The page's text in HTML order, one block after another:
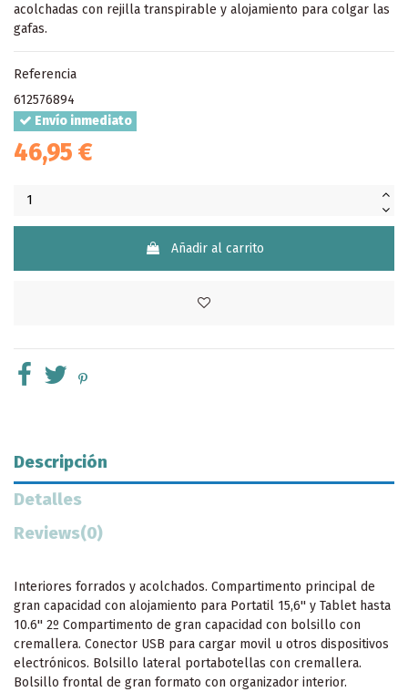
acolchadas con rejilla transpirable y alojamiento para colgar las
gafas.
Referencia
612576894
Envío inmediato
46,95 €
Añadir al carrito
Descripción
Detalles
Reviews(0)
Interiores forrados y acolchados. Compartimento principal de
gran capacidad con alojamiento para Portatil 15,6'' y Tablet hasta
10.6'' 2º Compartimento de gran capacidad con bolsillo con
cremallera. Conector USB para cargar movil u otros dispositivos
electrónicos. Bolsillo lateral portabotellas con cremallera.
Bolsillo frontal de gran formato con organizador interior.